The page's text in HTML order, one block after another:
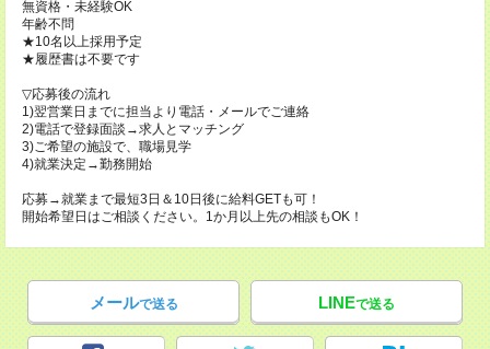
無資格・未経験OK
年齢不問
★10名以上採用予定
★履歴書は不要です
▽応募後の流れ
1)翌営業日までに担当より電話・メールでご連絡
2)電話で登録面談→求人とマッチング
3)ご希望の施設で、職場見学
4)就業決定→勤務開始
応募→就業まで最短3日＆10日後に給料GETも可！
開始希望日はご相談ください。1か月以上先の相談もOK！
メールで送る LINEで送る